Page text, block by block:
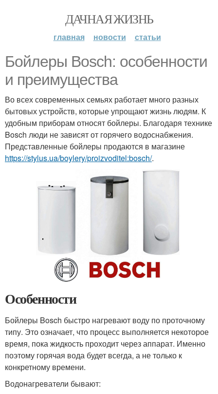
ДАЧНАЯ ЖИЗНЬ
главная новости статьи
Бойлеры Bosch: особенности
и преимущества
Во всех современных семьях работает много разных
бытовых устройств, которые упрощают жизнь людям. К
удобным приборам относят бойлеры. Благодаря технике
Bosch люди не зависят от горячего водоснабжения.
Представленные бойлеры продаются в магазине
https://stylus.ua/boylery/proizvoditel:bosch/.
Особенности
Бойлеры Bosch быстро нагревают воду по проточному
типу. Это означает, что процесс выполняется некоторое
время, пока жидкость проходит через аппарат. Именно
поэтому горячая вода будет всегда, а не только к
конкретному времени.
Водонагреватели бывают: